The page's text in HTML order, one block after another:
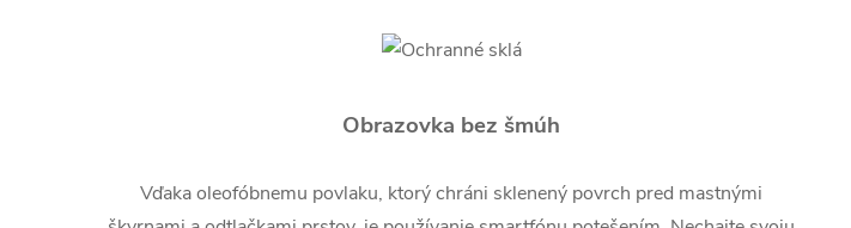
Obrazovka bez šmúh
Vďaka oleofóbnemu povlaku, ktorý chráni sklenený povrch pred mastnými